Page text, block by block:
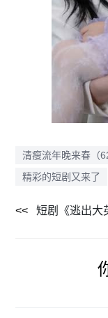
清瘦流年晚来春（
精彩的短剧又来了